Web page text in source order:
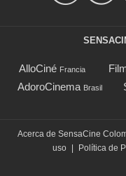
AlloCiné Francia
AdoroCinema Brasil
Acerca de SensaCine
uso
Política de